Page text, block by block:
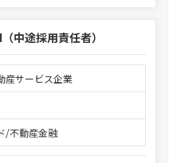
途採用責任者）
産サービス企業
/不動産金融